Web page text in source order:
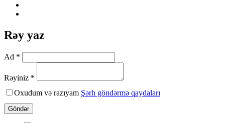
Rəy yaz
Ad *
Rəyiniz *
Oxudum və razıyam Şərh göndərmə qaydaları
Göndər